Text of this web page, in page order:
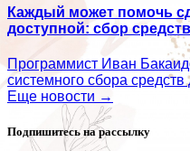
Каждый может помочь
доступной: сбор
Программист Иван
системного сбора
Еще новости →
Подпишитесь на рассылку